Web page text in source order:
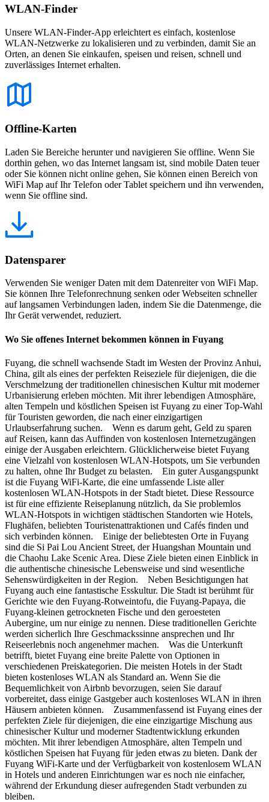
WLAN-Finder
Unsere WLAN-Finder-App erleichtert es einfach, kostenlose
WLAN-Netzwerke zu lokalisieren und zu verbinden, damit Sie an
Orten, an denen Sie einkaufen, speisen und reisen, schnell und
zuverlässiges Internet erhalten.
Offline-Karten
Laden Sie Bereiche herunter und navigieren Sie offline. Wenn Sie
dorthin gehen, wo das Internet langsam ist, sind mobile Daten teuer
oder Sie können nicht online gehen, Sie können einen Bereich von
WiFi Map auf Ihr Telefon oder Tablet speichern und ihn verwenden,
wenn Sie offline sind.
Datensparer
Verwenden Sie weniger Daten mit dem Datenreiter von WiFi Map.
Sie können Ihre Telefonrechnung senken oder Webseiten schneller
auf langsamen Verbindungen laden, indem Sie die Datenmenge, die
Ihr Gerät verwendet, reduziert.
Wo Sie offenes Internet bekommen können in Fuyang
Fuyang, die schnell wachsende Stadt im Westen der Provinz Anhui,
China, gilt als eines der perfekten Reiseziele für diejenigen, die die
Verschmelzung der traditionellen chinesischen Kultur mit moderner
Urbanisierung erleben möchten. Mit ihrer lebendigen Atmosphäre,
alten Tempeln und köstlichen Speisen ist Fuyang zu einer Top-Wahl
für Touristen geworden, die nach einer einzigartigen
Urlaubserfahrung suchen. Wenn es darum geht, Geld zu sparen
auf Reisen, kann das Auffinden von kostenlosen Internetzugängen
einige der Ausgaben erleichtern. Glücklicherweise bietet Fuyang
eine Vielzahl von kostenlosen WLAN-Hotspots, um Sie verbunden
zu halten, ohne Ihr Budget zu belasten. Ein guter Ausgangspunkt
ist die Fuyang WiFi-Karte, die eine umfassende Liste aller
kostenlosen WLAN-Hotspots in der Stadt bietet. Diese Ressource
ist für eine effiziente Reiseplanung nützlich, da Sie problemlos
WLAN-Hotspots in wichtigen städtischen Standorten wie Hotels,
Flughäfen, beliebten Touristenattraktionen und Cafés finden und
sich verbinden können. Einige der beliebtesten Orte in Fuyang
sind die Si Pai Lou Ancient Street, der Huangshan Mountain und
die Chaohu Lake Scenic Area. Diese Ziele bieten einen Einblick in
die authentische chinesische Lebensweise und sind wesentliche
Sehenswürdigkeiten in der Region. Neben Besichtigungen hat
Fuyang auch eine fantastische Esskultur. Die Stadt ist berühmt für
Gerichte wie den Fuyang-Rotweintofu, die Fuyang-Papaya, die
Fuyang-kleinen getrockneten Fische und den geroesteten
Aubergine, um nur einige zu nennen. Diese traditionellen Gerichte
werden sicherlich Ihre Geschmackssinne ansprechen und Ihr
Reiseerlebnis noch angenehmer machen. Was die Unterkunft
betrifft, bietet Fuyang eine breite Palette von Optionen in
verschiedenen Preiskategorien. Die meisten Hotels in der Stadt
bieten kostenloses WLAN als Standard an. Wenn Sie die
Bequemlichkeit von Airbnb bevorzugen, seien Sie darauf
vorbereitet, dass einige Gastgeber auch kostenloses WLAN in ihren
Häusern anbieten können. Zusammenfassend ist Fuyang eines der
perfekten Ziele für diejenigen, die eine einzigartige Mischung aus
chinesischer Kultur und moderner Stadtentwicklung erkunden
möchten. Mit ihrer lebendigen Atmosphäre, alten Tempeln und
köstlichen Speisen hat Fuyang für jeden etwas zu bieten. Dank der
Fuyang WiFi-Karte und der Verfügbarkeit von kostenlosem WLAN
in Hotels und anderen Einrichtungen war es noch nie einfacher,
während der Erkundung dieser aufregenden Stadt verbunden zu
bleiben.